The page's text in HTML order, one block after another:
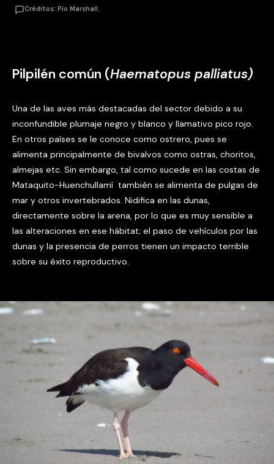
Créditos: Pio Marshall.
Pilpilén común (Haematopus palliatus)
Una de las aves más destacadas del sector debido a su
inconfundible plumaje negro y blanco y llamativo pico rojo.
En otros países se le conoce como ostrero, pues se
alimenta principalmente de bivalvos como ostras, choritos,
almejas etc. Sin embargo, tal como sucede en las costas de
Mataquito-Huenchullamí también se alimenta de pulgas de
mar y otros invertebrados. Nidifica en las dunas,
directamente sobre la arena, por lo que es muy sensible a
las alteraciones en ese hábitat; el paso de vehículos por las
dunas y la presencia de perros tienen un impacto terrible
sobre su éxito reproductivo.